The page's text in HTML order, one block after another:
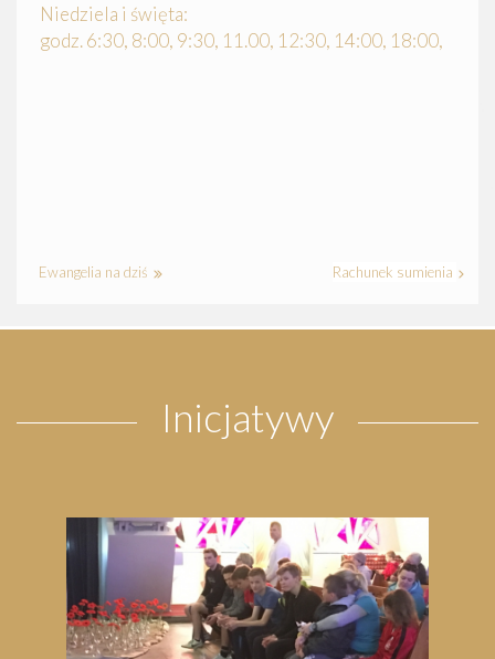
Niedziela i święta:
godz. 6:30, 8:00, 9:30, 11.00, 12:30, 14:00, 18:00,
Ewangelia na dziś Rachunek sumienia
Inicjatywy